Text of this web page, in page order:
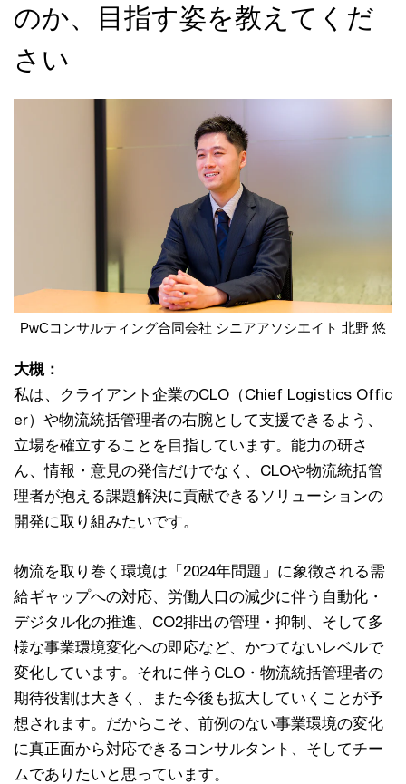
のか、目指す姿を教えてくだ
さい
PwCコンサルティング合同会社 シニアアソシエイト 北野 悠
大槻：
私は、クライアント企業のCLO（Chief Logistics Offic
er）や物流統括管理者の右腕として支援できるよう、
立場を確立することを目指しています。能力の研さ
ん、情報・意見の発信だけでなく、CLOや物流統括管
理者が抱える課題解決に貢献できるソリューションの
開発に取り組みたいです。
物流を取り巻く環境は「2024年問題」に象徴される需
給ギャップへの対応、労働人口の減少に伴う自動化・
デジタル化の推進、CO2排出の管理・抑制、そして多
様な事業環境変化への即応など、かつてないレベルで
変化しています。それに伴うCLO・物流統括管理者の
期待役割は大きく、また今後も拡大していくことが予
想されます。だからこそ、前例のない事業環境の変化
に真正面から対応できるコンサルタント、そしてチー
ムでありたいと思っています。